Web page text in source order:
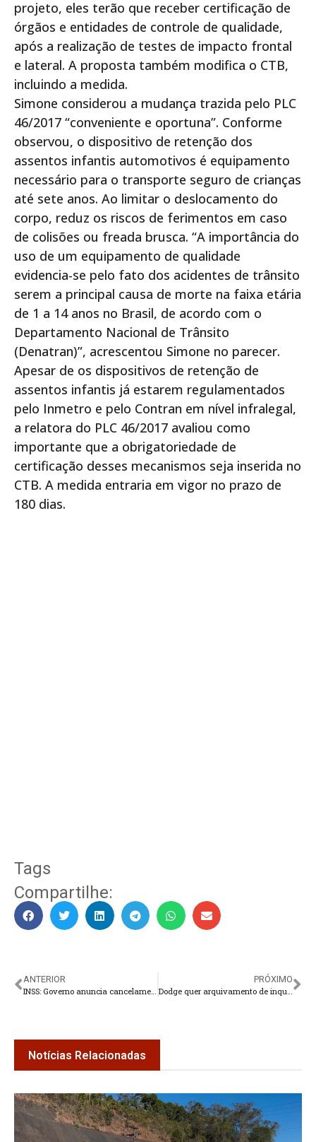
projeto, eles terão que receber certificação de
órgãos e entidades de controle de qualidade,
após a realização de testes de impacto frontal
e lateral. A proposta também modifica o CTB,
incluindo a medida.
Simone considerou a mudança trazida pelo PLC
46/2017 “conveniente e oportuna”. Conforme
observou, o dispositivo de retenção dos
assentos infantis automotivos é equipamento
necessário para o transporte seguro de crianças
até sete anos. Ao limitar o deslocamento do
corpo, reduz os riscos de ferimentos em caso
de colisões ou freada brusca. “A importância do
uso de um equipamento de qualidade
evidencia-se pelo fato dos acidentes de trânsito
serem a principal causa de morte na faixa etária
de 1 a 14 anos no Brasil, de acordo com o
Departamento Nacional de Trânsito
(Denatran)”, acrescentou Simone no parecer.
Apesar de os dispositivos de retenção de
assentos infantis já estarem regulamentados
pelo Inmetro e pelo Contran em nível infralegal,
a relatora do PLC 46/2017 avaliou como
importante que a obrigatoriedade de
certificação desses mecanismos seja inserida no
CTB. A medida entraria em vigor no prazo de
180 dias.
Tags
Compartilhe:
ANTERIOR
PRÓXIMO
Notícias Relacionadas